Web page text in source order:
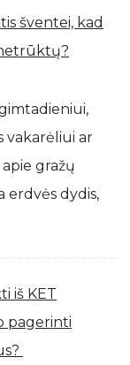
šventei, kad
vakarėliui ar
gražų
erdvės dydis,
iš KET
pagerinti